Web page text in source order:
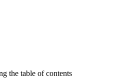
the table of contents